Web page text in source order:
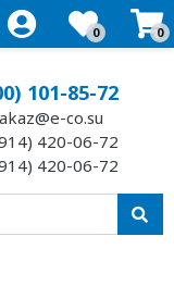
0 0
101-85-72
co.su
420-06-72
420-06-72